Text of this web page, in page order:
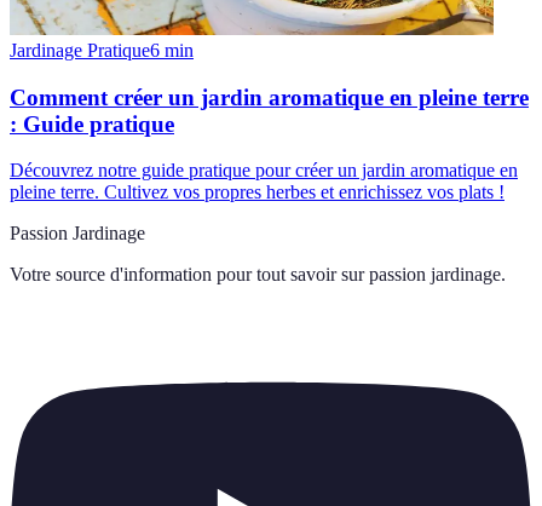
Jardinage Pratique6 min
Comment créer un jardin aromatique en pleine terre
: Guide pratique
Découvrez notre guide pratique pour créer un jardin aromatique en
pleine terre. Cultivez vos propres herbes et enrichissez vos plats !
Passion Jardinage
Votre source d'information pour tout savoir sur passion jardinage.